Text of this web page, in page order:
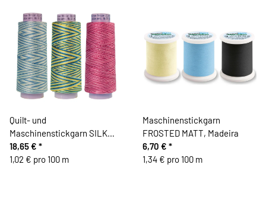
Quilt- und
Maschinenstickgarn SILK
FINISH COTTON No.50,
multicolor, 1829 m, Mettler
18,65 € *
1,02 € pro 100 m
Maschinenstickgarn
FROSTED MATT, Madeira
6,70 € *
1,34 € pro 100 m